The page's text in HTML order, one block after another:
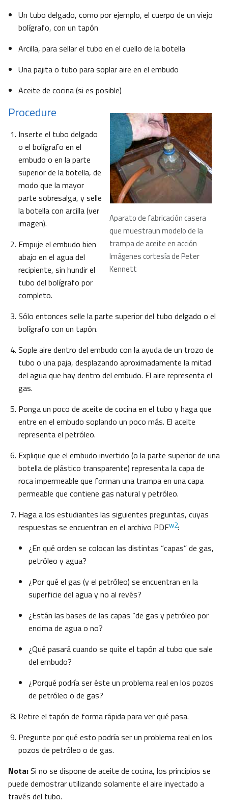
Un tubo delgado, como por ejemplo, el cuerpo de un viejo
bolígrafo, con un tapón
Arcilla, para sellar el tubo en el cuello de la botella
Una pajita o tubo para soplar aire en el embudo
Aceite de cocina (si es posible)
Aparato de fabricación casera
que muestraun modelo de la
trampa de aceite en acción
Imágenes cortesía de Peter
Kennett
Procedure
Inserte el tubo delgado
o el bolígrafo en el
embudo o en la parte
superior de la botella, de
modo que la mayor
parte sobresalga, y selle
la botella con arcilla (ver
imagen).
Empuje el embudo bien
abajo en el agua del
recipiente, sin hundir el
tubo del bolígrafo por
completo.
Sólo entonces selle la parte superior del tubo delgado o el
bolígrafo con un tapón.
Sople aire dentro del embudo con la ayuda de un trozo de
tubo o una paja, desplazando aproximadamente la mitad
del agua que hay dentro del embudo. El aire representa el
gas.
Ponga un poco de aceite de cocina en el tubo y haga que
entre en el embudo soplando un poco más. El aceite
representa el petróleo.
Explique que el embudo invertido (o la parte superior de una
botella de plástico transparente) representa la capa de
roca impermeable que forman una trampa en una capa
permeable que contiene gas natural y petróleo.
Haga a los estudiantes las siguientes preguntas, cuyas
respuestas se encuentran en el archivo PDFw2:
¿En qué orden se colocan las distintas “capas” de gas,
petróleo y agua?
¿Por qué el gas (y el petróleo) se encuentran en la
superficie del agua y no al revés?
¿Están las bases de las capas “de gas y petróleo por
encima de agua o no?
¿Qué pasará cuando se quite el tapón al tubo que sale
del embudo?
¿Porqué podría ser éste un problema real en los pozos
de petróleo o de gas?
Retire el tapón de forma rápida para ver qué pasa.
Pregunte por qué esto podría ser un problema real en los
pozos de petróleo o de gas.
Nota:Si no se dispone de aceite de cocina, los principios se
puede demostrar utilizando solamente el aire inyectado a
través del tubo.